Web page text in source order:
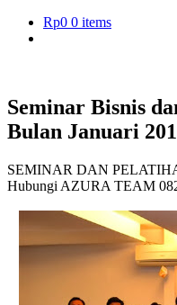
Rp0 0 items
Seminar Bisnis
Bulan Januari
SEMINAR DAN
Hubungi AZURA TEAM